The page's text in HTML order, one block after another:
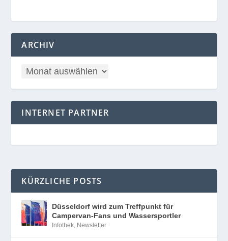
ARCHIV
INTERNET PARTNER
KÜRZLICHE POSTS
Düsseldorf wird zum Treffpunkt für
Campervan-Fans und Wassersportler
Infothek, Newsletter